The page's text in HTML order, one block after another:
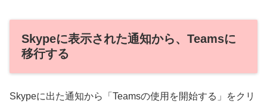
Skypeに表示された通知から、Teamsに
移行する
Skypeに出た通知から「Teamsの使用を開始する」をクリ